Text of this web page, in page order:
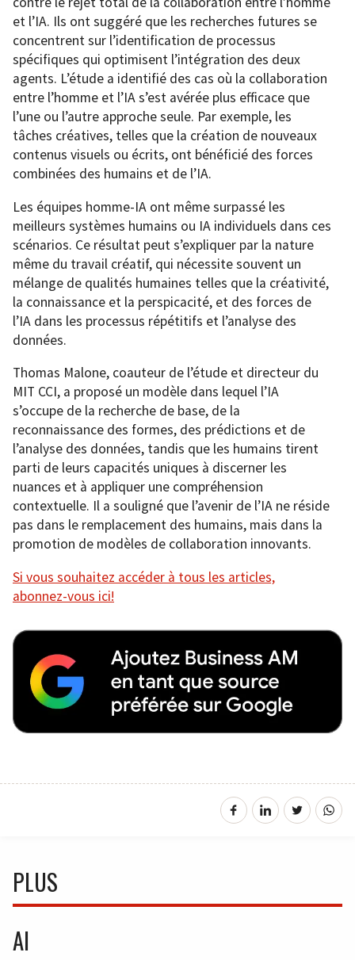
et l’IA. Ils ont suggéré que les recherches futures se
concentrent sur l’identification de processus
spécifiques qui optimisent l’intégration des deux
agents. L’étude a identifié des cas où la collaboration
entre l’homme et l’IA s’est avérée plus efficace que
l’une ou l’autre approche seule. Par exemple, les
tâches créatives, telles que la création de nouveaux
contenus visuels ou écrits, ont bénéficié des forces
combinées des humains et de l’IA.
Les équipes homme-IA ont même surpassé les
meilleurs systèmes humains ou IA individuels dans ces
scénarios. Ce résultat peut s’expliquer par la nature
même du travail créatif, qui nécessite souvent un
mélange de qualités humaines telles que la créativité,
la connaissance et la perspicacité, et des forces de
l’IA dans les processus répétitifs et l’analyse des
données.
Thomas Malone, coauteur de l’étude et directeur du
MIT CCI, a proposé un modèle dans lequel l’IA
s’occupe de la recherche de base, de la
reconnaissance des formes, des prédictions et de
l’analyse des données, tandis que les humains tirent
parti de leurs capacités uniques à discerner les
nuances et à appliquer une compréhension
contextuelle. Il a souligné que l’avenir de l’IA ne réside
pas dans le remplacement des humains, mais dans la
promotion de modèles de collaboration innovants.
Si vous souhaitez accéder à tous les articles,
abonnez-vous ici!
PLUS
AI